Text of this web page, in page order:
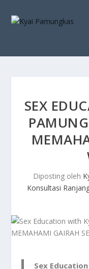
SEX
Diposting oleh
Konsultasi
Sex